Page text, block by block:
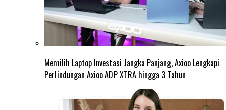
Memilih Laptop Investasi Jangka Panjang, Axioo Lengkapi
Perlindungan Axioo ADP XTRA hingga 3 Tahun